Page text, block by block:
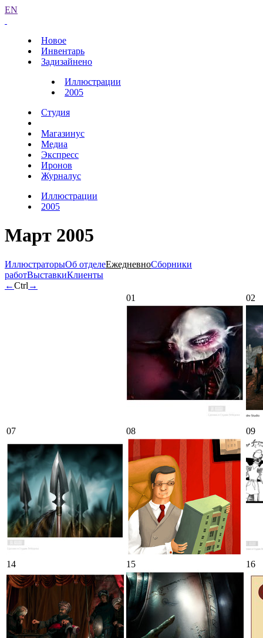
EN
Новое
Инвентарь
Задизайнено
Иллюстрации
2005
Студия
Магазинус
Медиа
Экспресс
Иронов
Журналус
Иллюстрации
2005
Март 2005
ИллюстраторыОб отделеЕжедневноСборники
работВыставкиКлиенты
←Ctrl →
01
02
07 08 09
14 15 16